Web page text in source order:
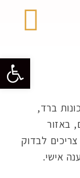
מכונות ברד,
באזור
לבדוק
אישי.
פתח